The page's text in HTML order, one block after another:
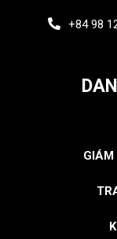
+84 98
GIÁM